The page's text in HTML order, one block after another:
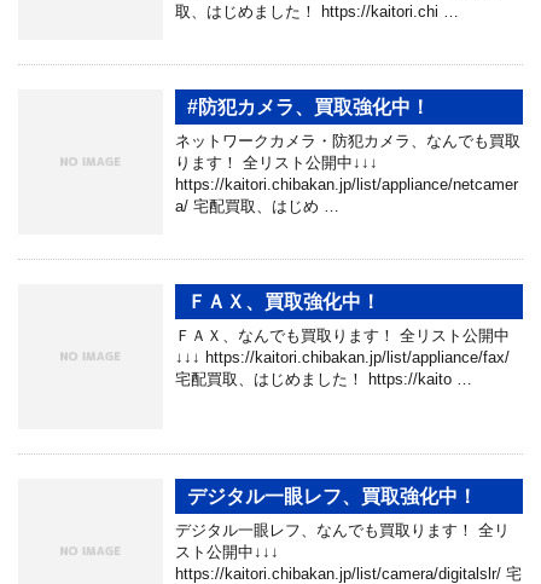
取、はじめました！ https://kaitori.chi …
#防犯カメラ、買取強化中！
ネットワークカメラ・防犯カメラ、なんでも買取
ります！ 全リスト公開中↓↓↓
https://kaitori.chibakan.jp/list/appliance/netcamer
a/ 宅配買取、はじめ …
ＦＡＸ、買取強化中！
ＦＡＸ、なんでも買取ります！ 全リスト公開中
↓↓↓ https://kaitori.chibakan.jp/list/appliance/fax/
宅配買取、はじめました！ https://kaito …
デジタル一眼レフ、買取強化中！
デジタル一眼レフ、なんでも買取ります！ 全リ
スト公開中↓↓↓
https://kaitori.chibakan.jp/list/camera/digitalslr/ 宅